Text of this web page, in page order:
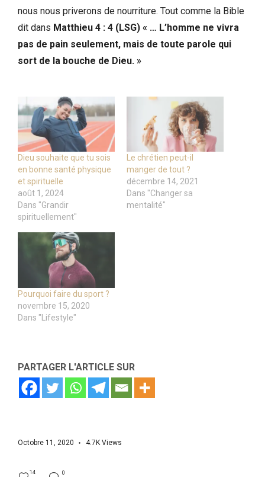
nous nous priverons de nourriture. Tout comme la Bible
dit dans Matthieu 4 : 4 (LSG) « … L’homme ne vivra
pas de pain seulement, mais de toute parole qui
sort de la bouche de Dieu. »
Dieu souhaite que tu sois
en bonne santé physique
et spirituelle
août 1, 2024
Dans "Grandir
spirituellement"
Le chrétien peut-il
manger de tout ?
décembre 14, 2021
Dans "Changer sa
mentalité"
Pourquoi faire du sport ?
novembre 15, 2020
Dans "Lifestyle"
PARTAGER L'ARTICLE SUR
Octobre 11, 2020 4.7K Views
0
14